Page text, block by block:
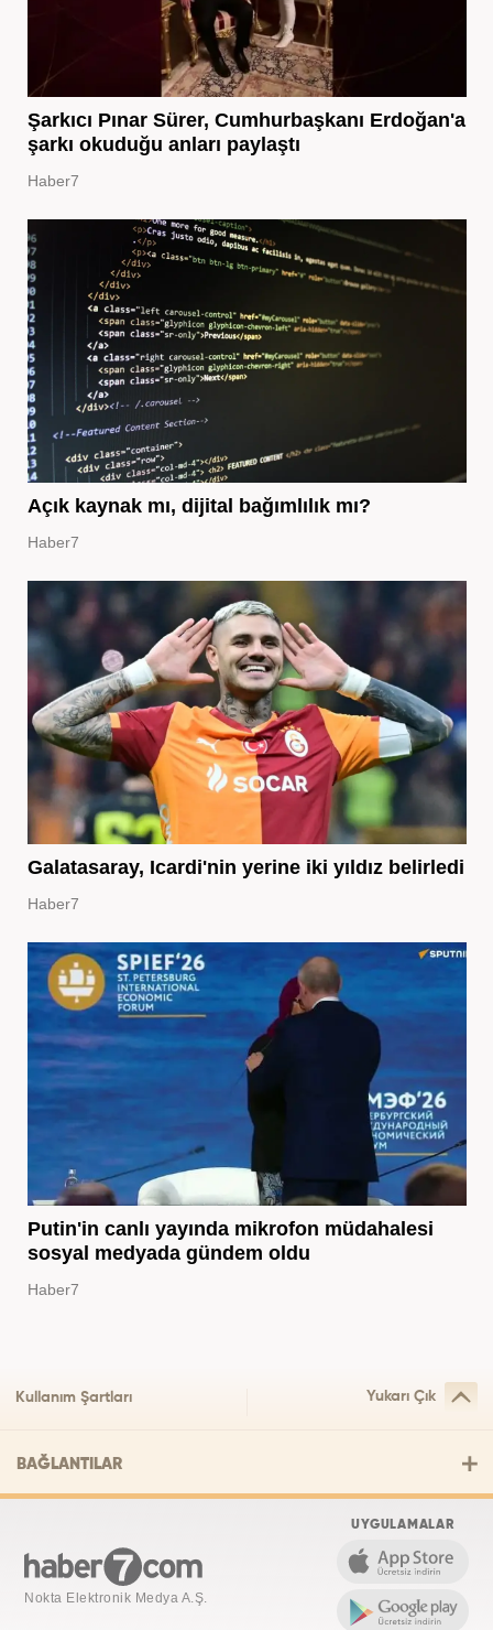
Şarkıcı Pınar Sürer, Cumhurbaşkanı Erdoğan'a
şarkı okuduğu anları paylaştı
Haber7
Açık kaynak mı, dijital bağımlılık mı?
Haber7
Galatasaray, Icardi'nin yerine iki yıldız belirledi
Haber7
Putin'in canlı yayında mikrofon müdahalesi
sosyal medyada gündem oldu
Haber7
Kullanım Şartları Yukarı Çık
BAĞLANTILAR
Nokta Elektronik Medya A.Ş.
UYGULAMALAR